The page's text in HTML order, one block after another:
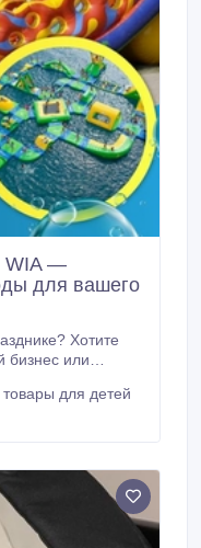
WIA —
для вашего
бизнес или
—
без
для детей